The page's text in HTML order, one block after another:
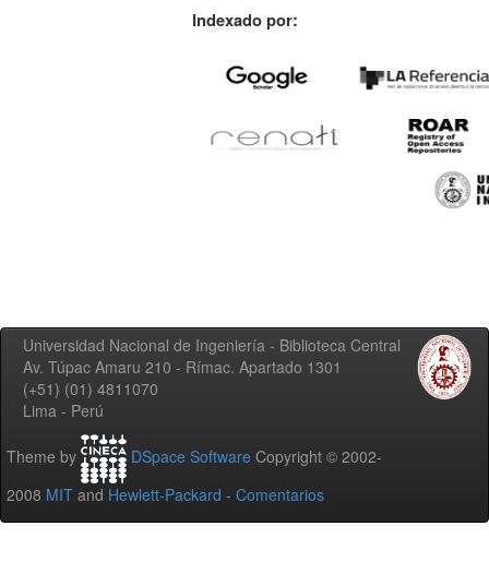
Indexado por:
Universidad Nacional de Ingeniería - Biblioteca Central
Av. Túpac Amaru 210 - Rímac. Apartado 1301
(+51) (01) 4811070
Lima - Perú
Theme by DSpace Software Copyright © 2002-
2008 MIT and Hewlett-Packard - Comentarios